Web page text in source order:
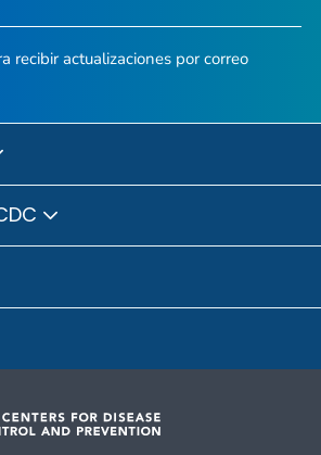
recibir actualizaciones por correo